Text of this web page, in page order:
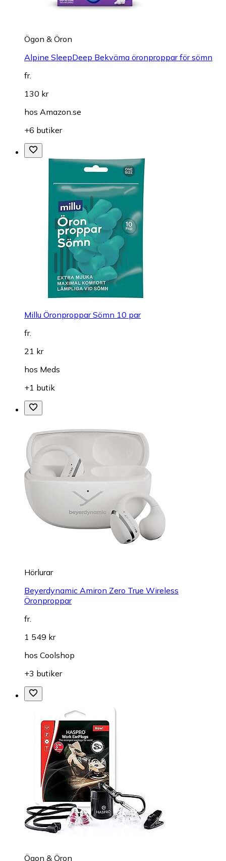
Ögon & Öron
Alpine SleepDeep Bekväma öronproppar för sömn
fr.
130 kr
hos Amazon.se
+6 butiker
Millu Öronproppar Sömn 10 par
fr.
21 kr
hos Meds
+1 butik
Hörlurar
Beyerdynamic Amiron Zero True Wireless
Öronproppar
fr.
1 549 kr
hos Coolshop
+3 butiker
Ögon & Öron